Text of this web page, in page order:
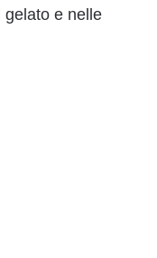
gelato e nelle